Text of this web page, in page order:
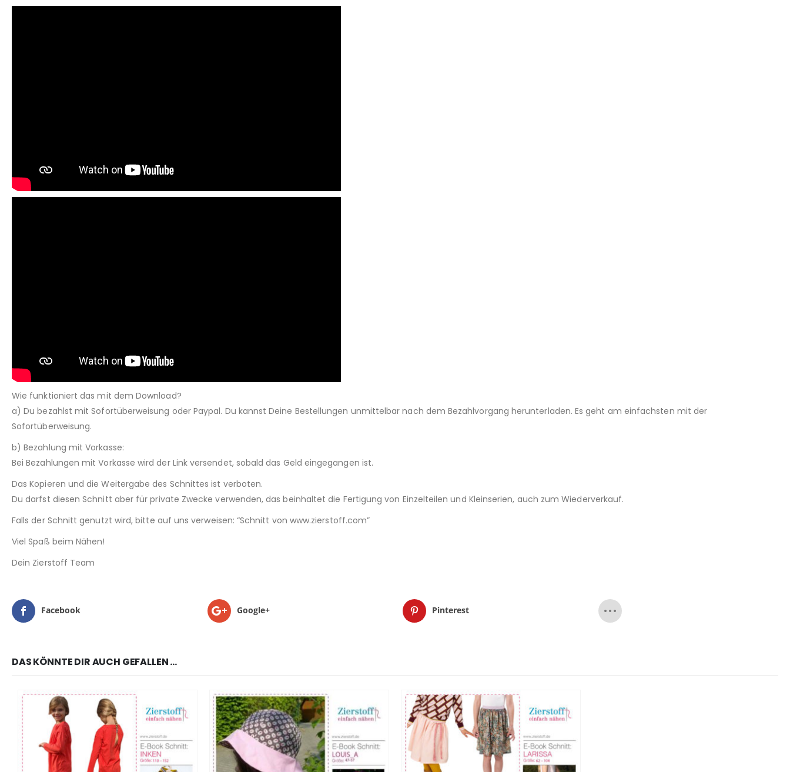
Wie funktioniert das mit dem Download?
a) Du bezahlst mit Sofortüberweisung oder Paypal. Du kannst Deine Bestellungen unmittelbar nach dem Bezahlvorgang herunterladen. Es geht am einfachsten mit der
Sofortüberweisung.
b) Bezahlung mit Vorkasse:
Bei Bezahlungen mit Vorkasse wird der Link versendet, sobald das Geld eingegangen ist.
Das Kopieren und die Weitergabe des Schnittes ist verboten.
Du darfst diesen Schnitt aber für private Zwecke verwenden, das beinhaltet die Fertigung von Einzelteilen und Kleinserien, auch zum Wiederverkauf.
Falls der Schnitt genutzt wird, bitte auf uns verweisen: “Schnitt von www.zierstoff.com”
Viel Spaß beim Nähen!
Dein Zierstoff Team
Facebook Google+ Pinterest
DAS KÖNNTE DIR AUCH GEFALLEN …